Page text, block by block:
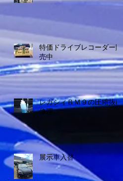
特価ドライブレコーダー販
売中
レガシィＢＭ９の圧縮抜け
修理
展示車入替